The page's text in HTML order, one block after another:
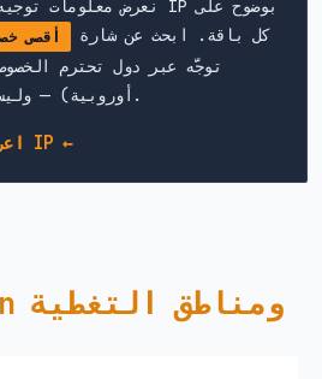
كل باقة. ابحث عن شارة
أقصى
توجَّه عبر دول تحترم
أوروبية) — وليس هونغ كونغ أو الصين.
اعرف المزيد عن توجيه IP ←
شبكات Spain ومناطق التغطية